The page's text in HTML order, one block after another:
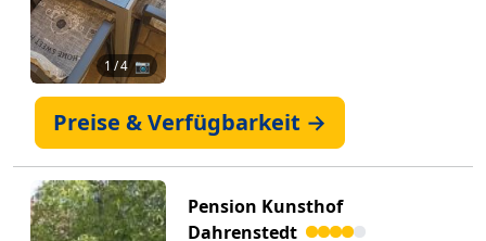
1 / 4 📷
Preise & Verfügbarkeit →
Pension Kunsthof
Dahrenstedt